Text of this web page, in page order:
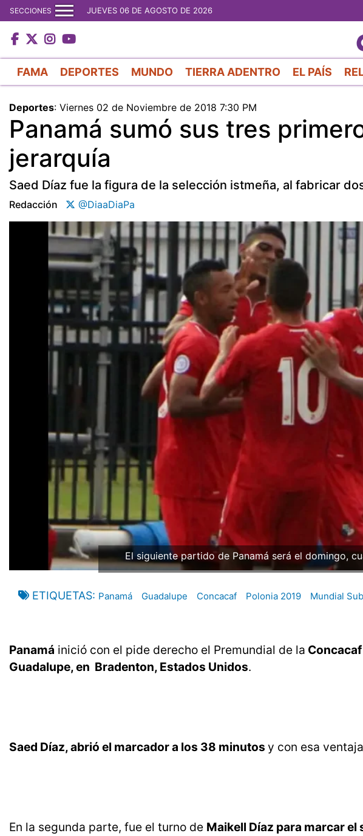
SECCIONES JUEVES 06 DE AGOSTO DE 2026
FAMA DEPORTES MUNDO TIERRA ADENTRO EL PAÍS
Deportes: Viernes 02 de Noviembre de 2018 7:30 PM
Panamá sumó sus tres
jerarquía
Saed Díaz fue la figura de la selección istmeña, al fabricar
Redacción @DiaaDiaPa
El siguiente partido de Panamá será el domingo,
ETIQUETAS Panamá Guadalupe Concacaf Polonia 2019 Mundial
Panamá inició con el pide derecho el Premundial de la
Guadalupe, en Bradenton, Estados Unidos.
Saed Díaz, abrió el marcador a los 38 minutos y con esa
En la segunda parte, fue el turno de Maikell Díaz para marcar